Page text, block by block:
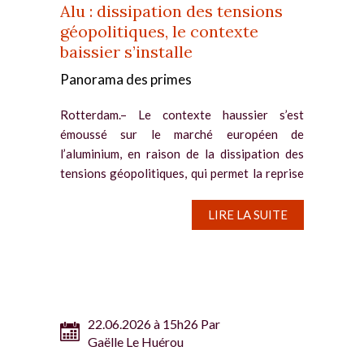
Alu : dissipation des tensions
géopolitiques, le contexte
baissier s’installe
Panorama des primes
Rotterdam.– Le contexte haussier s’est
émoussé sur le marché européen de
l’aluminium, en raison de la dissipation des
tensions géopolitiques, qui permet la reprise
LIRE LA SUITE
22.06.2026 à 15h26 Par
Gaëlle Le Huérou